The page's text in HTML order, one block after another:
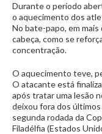
Durante o período
o aquecimento dos
No bate-papo, em mais
cabeça, como se
concentração.
O aquecimento teve,
O atacante está
após tratar uma lesão
deixou fora dos
segunda rodada da
Filadélfia (Estados